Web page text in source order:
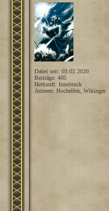
Dabei seit: 03.02.2020
Beiträge: 405
Herkunft: Innsbruck
Armeen: Hochelfen, Wikinger